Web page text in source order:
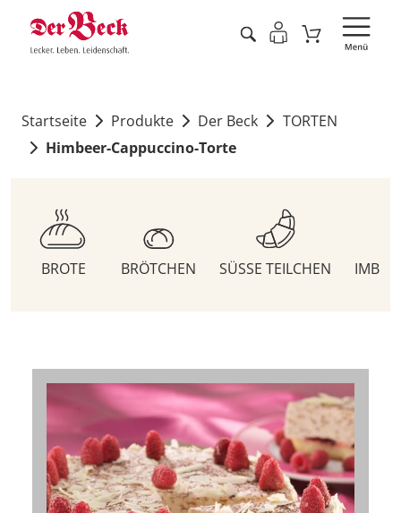
Startseite Produkte Der Beck
TORTEN
Himbeer-Cappuccino-Torte
BROTE BRÖTCHEN SÜSSE TEILCHEN